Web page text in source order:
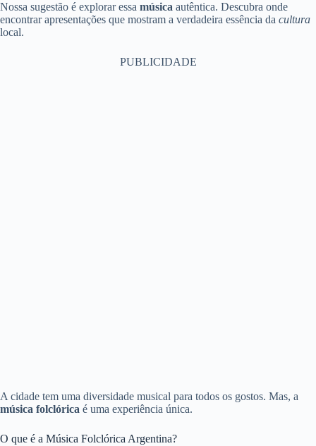
Nossa sugestão é explorar essa música autêntica. Descubra onde
encontrar apresentações que mostram a verdadeira essência da cultura
local.
PUBLICIDADE
A cidade tem uma diversidade musical para todos os gostos. Mas, a
música folclórica é uma experiência única.
O que é a Música Folclórica Argentina?